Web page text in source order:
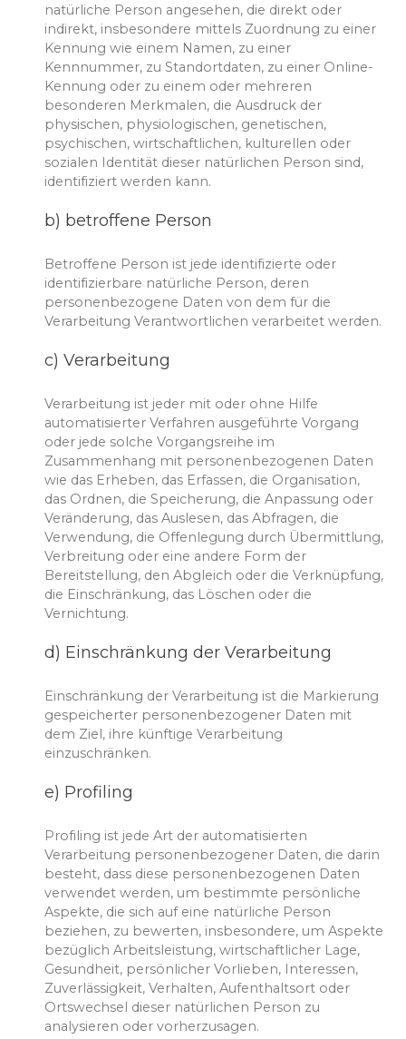
natürliche Person angesehen, die direkt oder
indirekt, insbesondere mittels Zuordnung zu einer
Kennung wie einem Namen, zu einer
Kennnummer, zu Standortdaten, zu einer Online-
Kennung oder zu einem oder mehreren
besonderen Merkmalen, die Ausdruck der
physischen, physiologischen, genetischen,
psychischen, wirtschaftlichen, kulturellen oder
sozialen Identität dieser natürlichen Person sind,
identifiziert werden kann.
b) betroffene Person
Betroffene Person ist jede identifizierte oder
identifizierbare natürliche Person, deren
personenbezogene Daten von dem für die
Verarbeitung Verantwortlichen verarbeitet werden.
c) Verarbeitung
Verarbeitung ist jeder mit oder ohne Hilfe
automatisierter Verfahren ausgeführte Vorgang
oder jede solche Vorgangsreihe im
Zusammenhang mit personenbezogenen Daten
wie das Erheben, das Erfassen, die Organisation,
das Ordnen, die Speicherung, die Anpassung oder
Veränderung, das Auslesen, das Abfragen, die
Verwendung, die Offenlegung durch Übermittlung,
Verbreitung oder eine andere Form der
Bereitstellung, den Abgleich oder die Verknüpfung,
die Einschränkung, das Löschen oder die
Vernichtung.
d) Einschränkung der Verarbeitung
Einschränkung der Verarbeitung ist die Markierung
gespeicherter personenbezogener Daten mit
dem Ziel, ihre künftige Verarbeitung
einzuschränken.
e) Profiling
Profiling ist jede Art der automatisierten
Verarbeitung personenbezogener Daten, die darin
besteht, dass diese personenbezogenen Daten
verwendet werden, um bestimmte persönliche
Aspekte, die sich auf eine natürliche Person
beziehen, zu bewerten, insbesondere, um Aspekte
bezüglich Arbeitsleistung, wirtschaftlicher Lage,
Gesundheit, persönlicher Vorlieben, Interessen,
Zuverlässigkeit, Verhalten, Aufenthaltsort oder
Ortswechsel dieser natürlichen Person zu
analysieren oder vorherzusagen.